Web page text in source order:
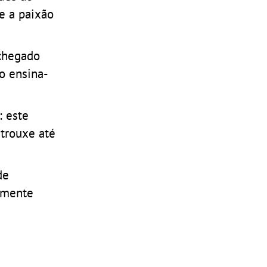
a paixão
ensina-
este
até